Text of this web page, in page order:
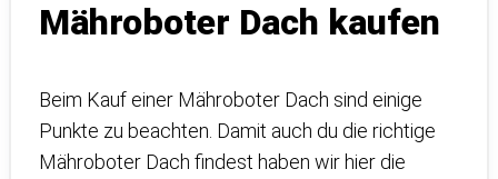
Mähroboter Dach kaufen
Beim Kauf einer Mähroboter Dach sind einige
Punkte zu beachten. Damit auch du die richtige
Mähroboter Dach findest haben wir hier die